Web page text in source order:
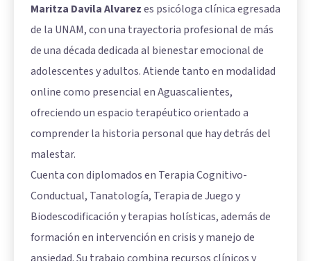
Maritza Davila Alvarezes psicóloga clínica egresada
de la UNAM, con una trayectoria profesional de más
de una década dedicada al bienestar emocional de
adolescentes y adultos. Atiende tanto en modalidad
online como presencial en Aguascalientes,
ofreciendo un espacio terapéutico orientado a
comprender la historia personal que hay detrás del
malestar.
Cuenta con diplomados en Terapia Cognitivo-
Conductual, Tanatología, Terapia de Juego y
Biodescodificación y terapias holísticas, además de
formación en intervención en crisis y manejo de
ansiedad. Su trabajo combina recursos clínicos y